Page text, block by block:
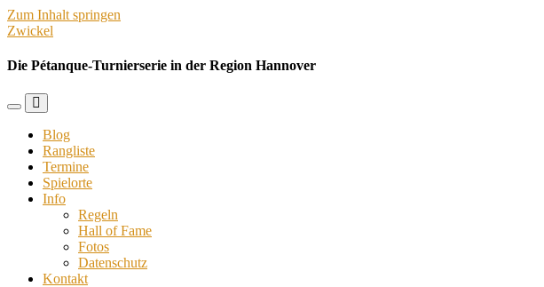
Zum Inhalt springen
Zwickel
Die Pétanque-Turnierserie in der Region Hannover
Mobil-
umschalten
Suchfeld
umschalten
Blog
Rangliste
Termine
Spielorte
Info
Regeln
Hall of Fame
Fotos
Datenschutz
Kontakt